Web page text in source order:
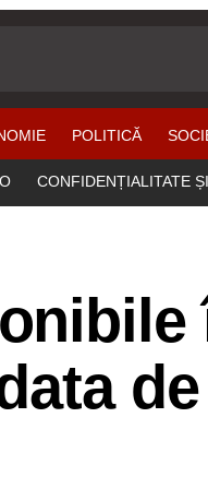
POLITICĂ
CONFIDENȚIALITATE